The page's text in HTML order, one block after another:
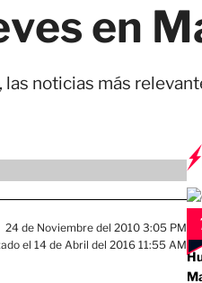
en
noticias más
24 de Noviembre del 2010 3:05 PM
el 14 de Abril del 2016 11:55 AM